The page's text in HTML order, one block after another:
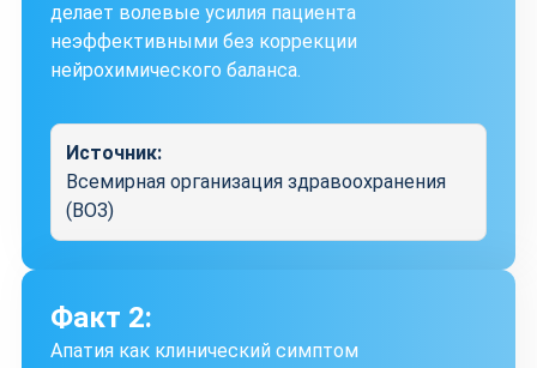
делает волевые усилия пациента
неэффективными без коррекции
нейрохимического баланса.
Источник:
Всемирная организация здравоохранения
(ВОЗ)
Факт 2:
Апатия как клинический симптом